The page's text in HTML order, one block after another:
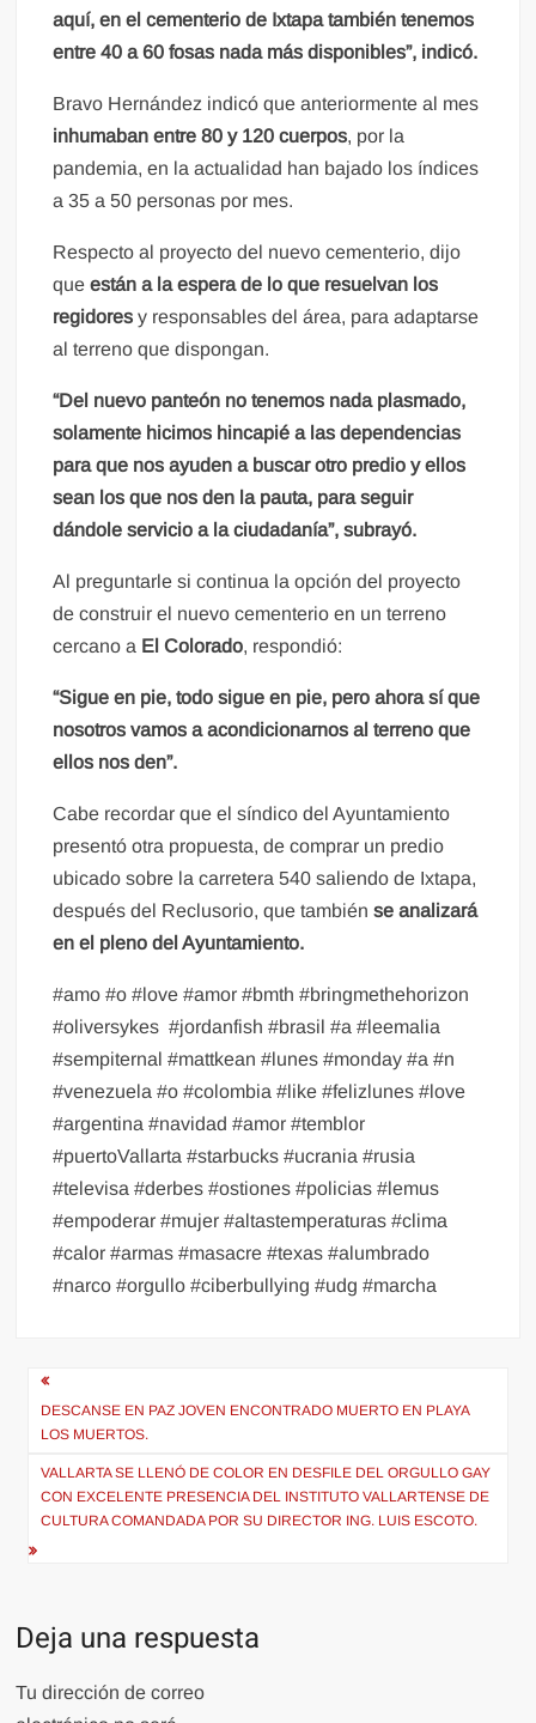
aquí, en el cementerio de Ixtapa también tenemos
entre 40 a 60 fosas nada más disponibles”, indicó.
Bravo Hernández indicó que anteriormente al mes
inhumaban entre 80 y 120 cuerpos, por la
pandemia, en la actualidad han bajado los índices
a 35 a 50 personas por mes.
Respecto al proyecto del nuevo cementerio, dijo
que están a la espera de lo que resuelvan los
regidores y responsables del área, para adaptarse
al terreno que dispongan.
“Del nuevo panteón no tenemos nada plasmado,
solamente hicimos hincapié a las dependencias
para que nos ayuden a buscar otro predio y ellos
sean los que nos den la pauta, para seguir
dándole servicio a la ciudadanía”, subrayó.
Al preguntarle si continua la opción del proyecto
de construir el nuevo cementerio en un terreno
cercano a El Colorado, respondió:
“Sigue en pie, todo sigue en pie, pero ahora sí que
nosotros vamos a acondicionarnos al terreno que
ellos nos den”.
Cabe recordar que el síndico del Ayuntamiento
presentó otra propuesta, de comprar un predio
ubicado sobre la carretera 540 saliendo de Ixtapa,
después del Reclusorio, que tambiénse analizará
en el pleno del Ayuntamiento.
#amo #o #love #amor #bmth #bringmethehorizon
#oliversykes #jordanfish #brasil #a #leemalia
#sempiternal #mattkean #lunes #monday #a #n
#venezuela #o #colombia #like #felizlunes #love
#argentina #navidad #amor #temblor
#puertoVallarta #starbucks #ucrania #rusia
#televisa #derbes #ostiones #policias #lemus
#empoderar #mujer #altastemperaturas #clima
#calor #armas #masacre #texas #alumbrado
#narco #orgullo #ciberbullying #udg #marcha
Navegación
de
entradas
DESCANSE EN PAZ JOVEN ENCONTRADO MUERTO EN PLAYA
LOS MUERTOS.
VALLARTA SE LLENÓ DE COLOR EN DESFILE DEL ORGULLO GAY
CON EXCELENTE PRESENCIA DEL INSTITUTO VALLARTENSE DE
CULTURA COMANDADA POR SU DIRECTOR ING. LUIS ESCOTO.
Deja una respuesta
Tu dirección de correo